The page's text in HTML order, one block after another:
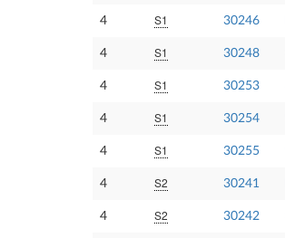
4 S1 30246
4 S1 30248
4 S1 30253
4 S1 30254
4 S1 30255
4 S2 30241
4 S2 30242